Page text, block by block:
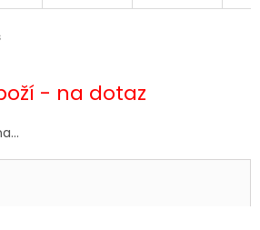
- na dotaz